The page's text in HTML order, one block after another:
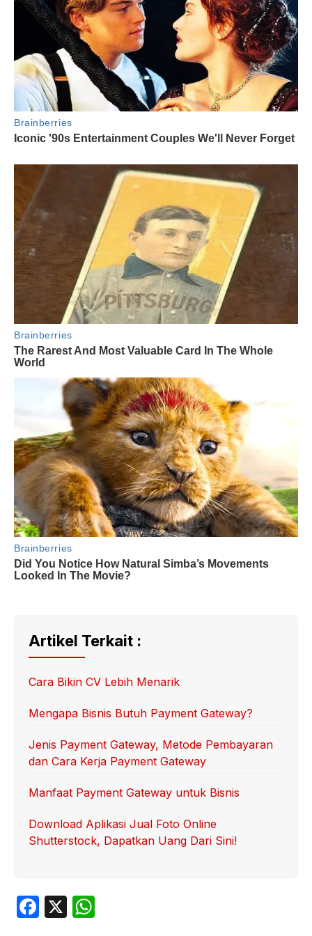
Artikel Terkait :
Cara Bikin CV Lebih Menarik
Mengapa Bisnis Butuh Payment Gateway?
Jenis Payment Gateway, Metode Pembayaran
dan Cara Kerja Payment Gateway
Manfaat Payment Gateway untuk Bisnis
Download Aplikasi Jual Foto Online
Shutterstock, Dapatkan Uang Dari Sini!
F
X